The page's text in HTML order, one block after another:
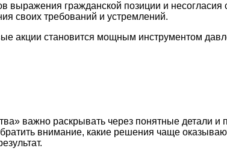
выражения гражданской позиции и
своих требований и устремлений.
акции становится мощным инструментом
важно раскрывать через понятные детали и
внимание, какие решения чаще